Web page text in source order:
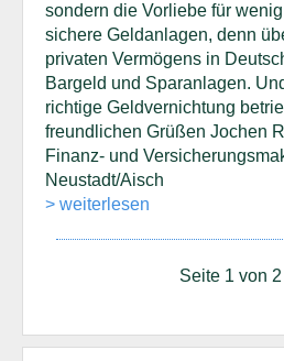
sondern die Vorliebe für
sichere Geldanlagen, denn
privaten Vermögens in
Bargeld und Sparanlagen.
richtige Geldvernichtung
freundlichen Grüßen Jochen
Finanz- und
Neustadt/Aisch
> weiterlesen
Seite 1 von 2